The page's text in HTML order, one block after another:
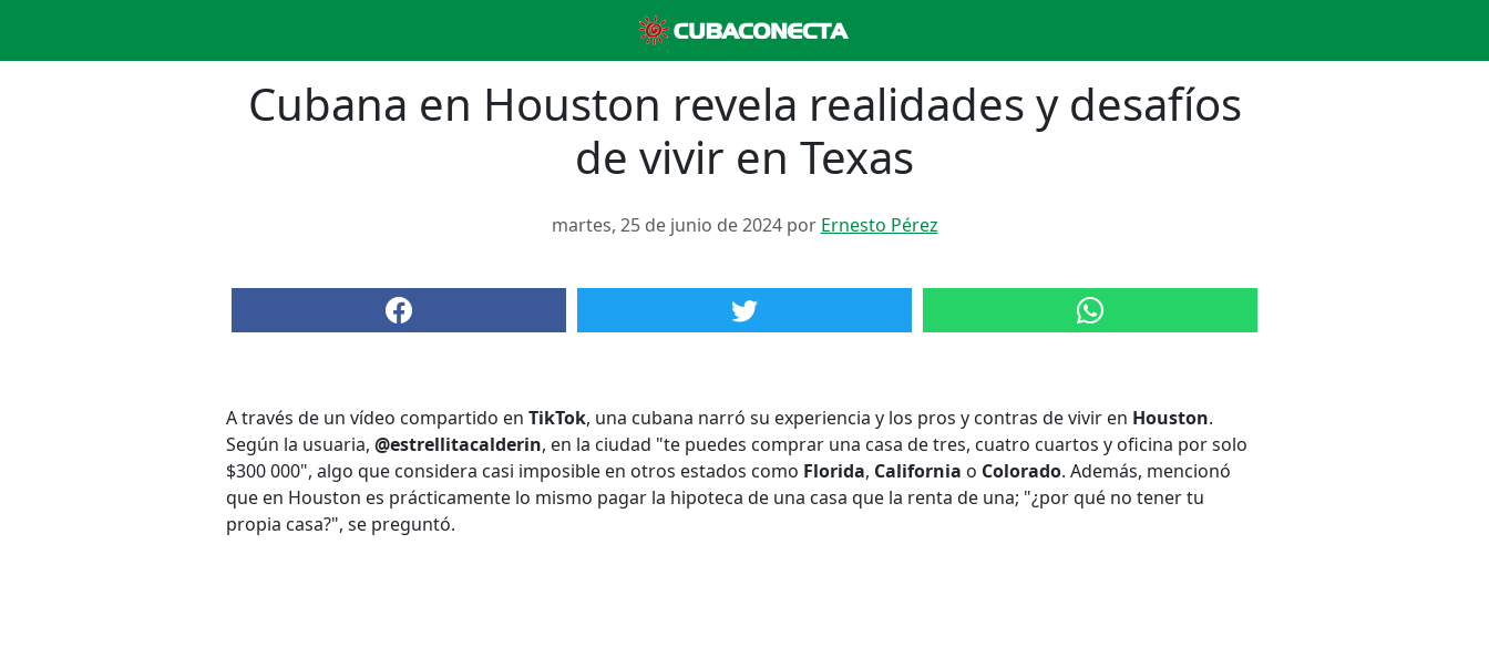
Cubana en Houston revela realidades y desafíos
de vivir en Texas
martes, 25 de junio de 2024 por Ernesto Pérez
A través de un vídeo compartido en TikTok, una cubana narró su experiencia y los pros y contras de vivir en Houston.
Según la usuaria, @estrellitacalderin, en la ciudad "te puedes comprar una casa de tres, cuatro cuartos y oficina por solo
$300 000", algo que considera casi imposible en otros estados como Florida, California o Colorado. Además, mencionó
que en Houston es prácticamente lo mismo pagar la hipoteca de una casa que la renta de una; "¿por qué no tener tu
propia casa?", se preguntó.